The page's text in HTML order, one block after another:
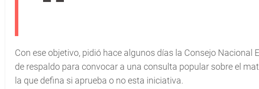
Con ese objetivo, pidió hace algunos días la Consejo Nacional
de respaldo para convocar a una consulta popular sobre el
la que defina si aprueba o no esta iniciativa.